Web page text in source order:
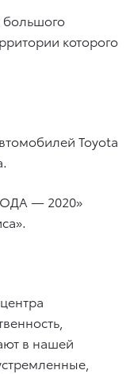
большого
которого
Toyota
— 2020»
в нашей